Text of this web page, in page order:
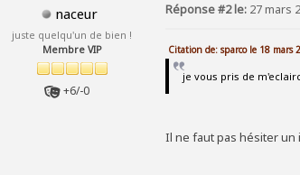
naceur
juste quelqu'un de bien !
Membre VIP
+6/-0
Réponse #2 le: 27 mars
Citation de: sparco le 18 mars
je vous pris de
Il ne faut pas hésiter